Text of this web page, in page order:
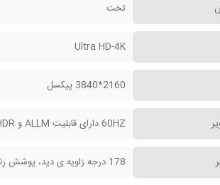
تخت
Ultra HD-4K
2160*3840 پيکسل
60HZ دارای قابلیت ALLM و Dynamic HDR برای گیمینگ.
178 درجه زاویه ی دید، پوشش رنگ 100% NTSC ، روشنایی 1000 نیتس، کنتراست 1:10000، عمق رنگ 10 بیت